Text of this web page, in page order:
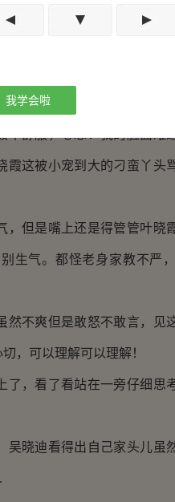
，直接破口就骂！想来也
敢随便放肆。这美国人和英
本人虽然阴险狡诈，但是与
服，心想：我的脸面难道
这被小宠到大的刁蛮丫头
但是嘴上还是得管管叶晓
生气。都怪老身家教不严
不爽但是敢怒不敢言，见
，可以理解可以理解！
，看了看站在一旁仔细思
晓迪看得出自己家头儿虽
我学会啦